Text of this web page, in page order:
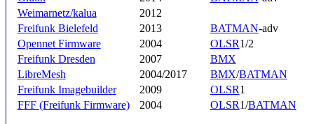
Weimarnetz/kalua
2012
Freifunk Bielefeld
2013 BATMAN-adv
Opennet Firmware
2004 OLSR1/2
Freifunk Dresden
2007
BMX
LibreMesh
2004/2017 BMX/BATMAN
Freifunk Imagebuilder
2009 OLSR1
FFF (Freifunk Firmware)
2004 OLSR1/BATMAN